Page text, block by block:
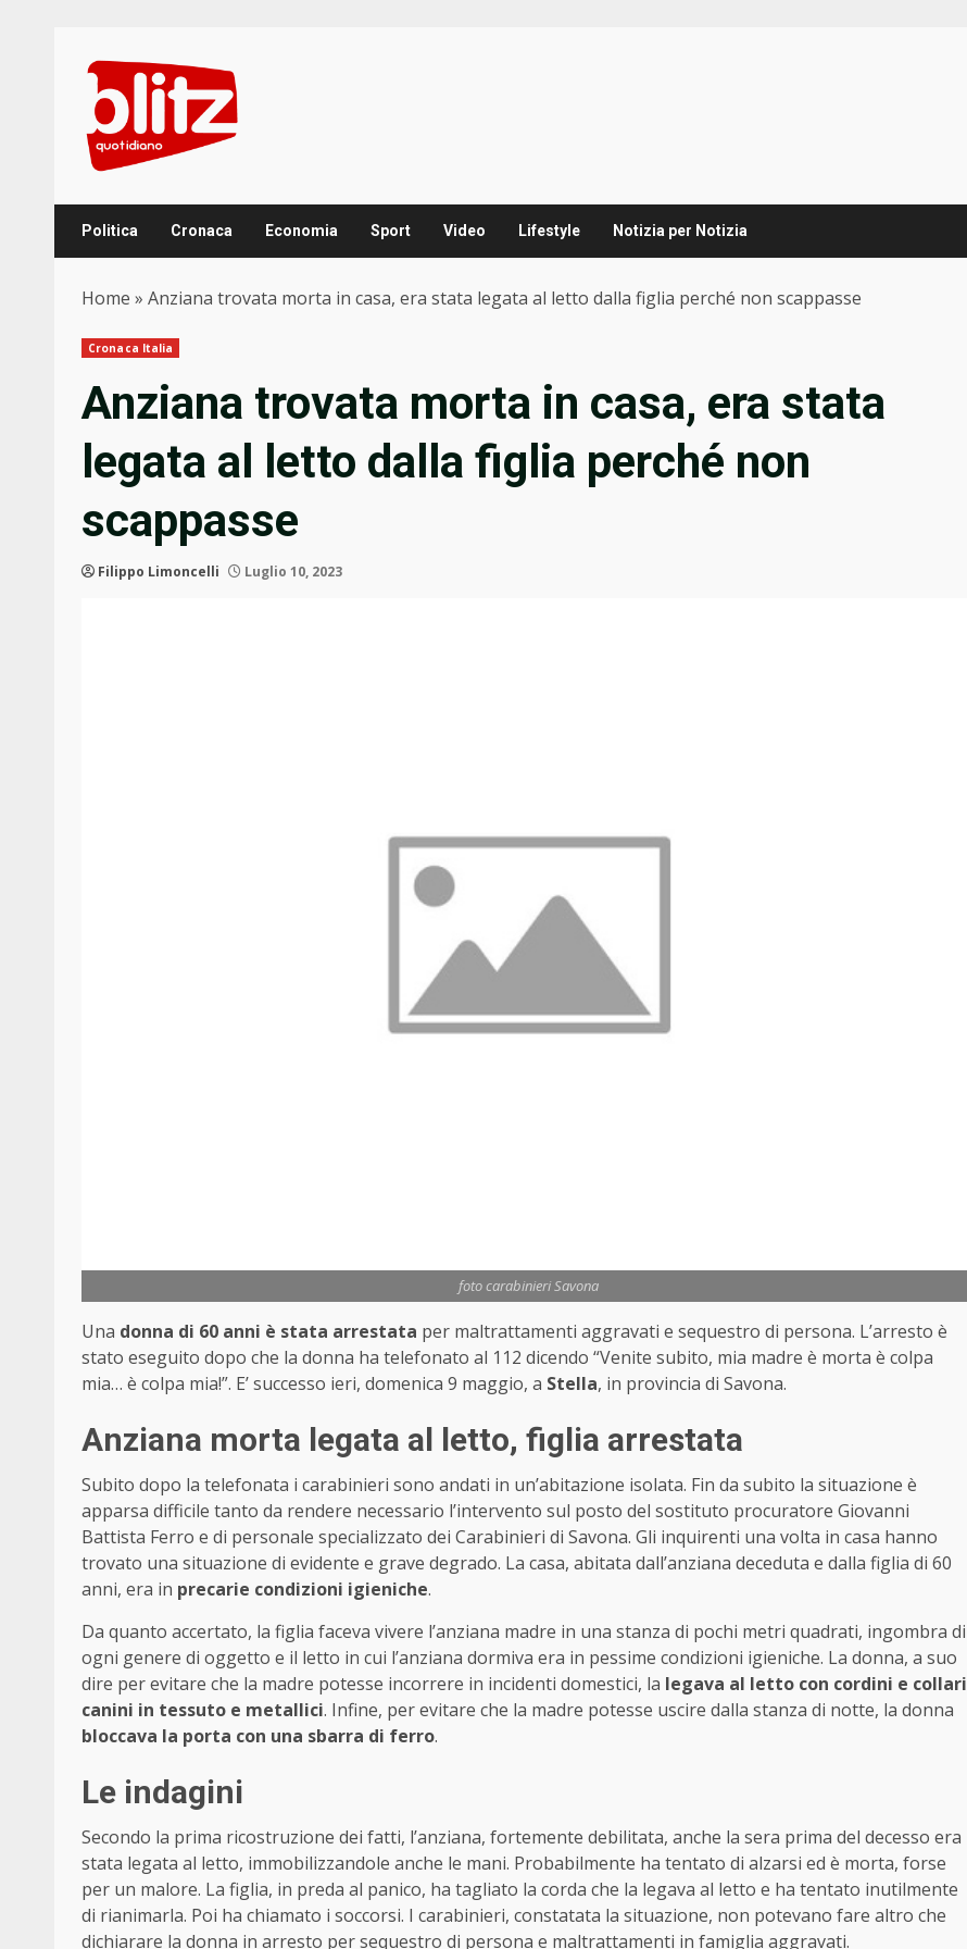
content
Politica Cronaca Economia Sport Video Lifestyle Notizia per Notizia
Home » Anziana trovata morta in casa, era stata legata al letto dalla figlia perché non scappasse
Cronaca Italia
Anziana trovata morta in casa, era stata
legata al letto dalla figlia perché non
scappasse
Filippo Limoncelli Luglio 10, 2023
foto carabinieri Savona
Una donna di 60 anni è stata arrestata per maltrattamenti aggravati e sequestro di persona. L’arresto è
stato eseguito dopo che la donna ha telefonato al 112 dicendo “Venite subito, mia madre è morta è colpa
mia… è colpa mia!”. E’ successo ieri, domenica 9 maggio, a Stella, in provincia di Savona.
Anziana morta legata al letto, figlia arrestata
Subito dopo la telefonata i carabinieri sono andati in un’abitazione isolata. Fin da subito la situazione è
apparsa difficile tanto da rendere necessario l’intervento sul posto del sostituto procuratore Giovanni
Battista Ferro e di personale specializzato dei Carabinieri di Savona. Gli inquirenti una volta in casa hanno
trovato una situazione di evidente e grave degrado. La casa, abitata dall’anziana deceduta e dalla figlia di 60
anni, era in precarie condizioni igieniche.
Da quanto accertato, la figlia faceva vivere l’anziana madre in una stanza di pochi metri quadrati, ingombra di
ogni genere di oggetto e il letto in cui l’anziana dormiva era in pessime condizioni igieniche. La donna, a suo
dire per evitare che la madre potesse incorrere in incidenti domestici, la legava al letto con cordini e collari
canini in tessuto e metallici. Infine, per evitare che la madre potesse uscire dalla stanza di notte, la donna
bloccava la porta con una sbarra di ferro.
Le indagini
Secondo la prima ricostruzione dei fatti, l’anziana, fortemente debilitata, anche la sera prima del decesso era
stata legata al letto, immobilizzandole anche le mani. Probabilmente ha tentato di alzarsi ed è morta, forse
per un malore. La figlia, in preda al panico, ha tagliato la corda che la legava al letto e ha tentato inutilmente
di rianimarla. Poi ha chiamato i soccorsi. I carabinieri, constatata la situazione, non potevano fare altro che
dichiarare la donna in arresto per sequestro di persona e maltrattamenti in famiglia aggravati.